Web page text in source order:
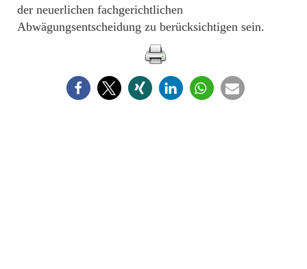
der neuerlichen fachgerichtlichen
Abwägungsentscheidung zu berücksichtigen sein.